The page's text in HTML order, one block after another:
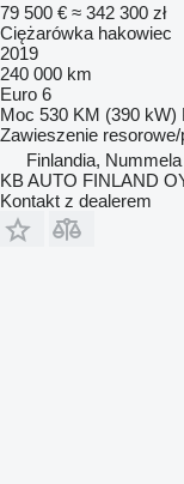
79 500 € ≈ 342 300 zł
Ciężarówka hakowiec
2019
240 000 km
Euro 6
Moc 530 KM (390 kW)
Zawieszenie
Finlandia, Nummela
KB AUTO FINLAND
Kontakt z dealerem